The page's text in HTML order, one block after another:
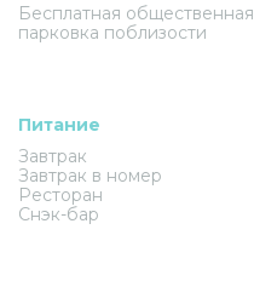
Бесплатная общественная
парковка поблизости
Питание
Завтрак
Завтрак в номер
Ресторан
Снэк-бар